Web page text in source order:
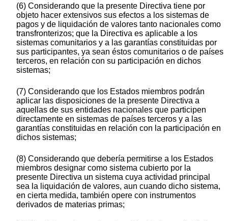
(6) Considerando que la presente Directiva tiene por
objeto hacer extensivos sus efectos a los sistemas de
pagos y de liquidación de valores tanto nacionales como
transfronterizos; que la Directiva es aplicable a los
sistemas comunitarios y a las garantías constituidas por
sus participantes, ya sean éstos comunitarios o de países
terceros, en relación con su participación en dichos
sistemas;
(7) Considerando que los Estados miembros podrán
aplicar las disposiciones de la presente Directiva a
aquellas de sus entidades nacionales que participen
directamente en sistemas de países terceros y a las
garantías constituidas en relación con la participación en
dichos sistemas;
(8) Considerando que debería permitirse a los Estados
miembros designar como sistema cubierto por la
presente Directiva un sistema cuya actividad principal
sea la liquidación de valores, aun cuando dicho sistema,
en cierta medida, también opere con instrumentos
derivados de materias primas;